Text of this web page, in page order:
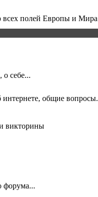
всех полей Европы и Мира
себе...
интернете, общие вопросы.
викторины
форума...